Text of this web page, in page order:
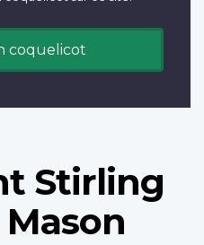
coquelicot
Stirling